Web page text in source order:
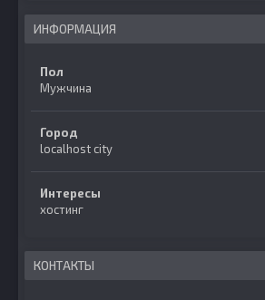
ИНФОРМАЦИЯ
Пол
Мужчина
Город
localhost city
Интересы
хостинг
КОНТАКТЫ